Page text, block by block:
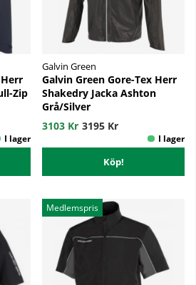
Zip
Galvin Green
Galvin Green Gore-Tex Herr
Shakedry Jacka Ashton
Grå/Silver
3103 Kr 3195 Kr
Köp!
Medlemspris